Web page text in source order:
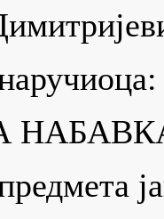
НАБАВКА